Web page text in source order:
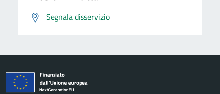
Segnala disservizio